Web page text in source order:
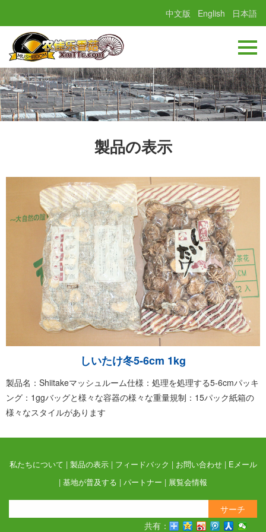
中文版 English 日本語
製品の表示
しいたけ冬5-6cm 1kg
製品名：Shiitakeマッシュルーム仕様：処理を処理する5-6cmパッキ
ング：1ggバッグと様々な容器の様々な重量規制：15パック紙箱の
様々なスタイルがあります
私たちについて | 製品の表示| フィードバック | お問い合わせ| Eメール
| 基地が普及する | パートナー | 展覧会情報
サーチ
共有：